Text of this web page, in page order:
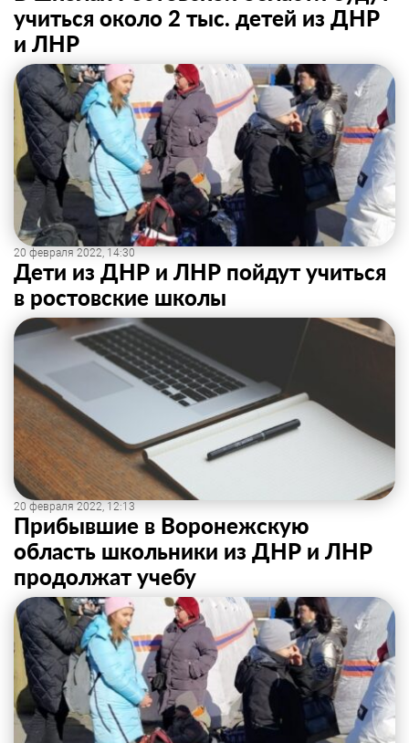
учиться около 2 тыс. детей из ДНР
и ЛНР
20 февраля 2022, 14:30
Дети из ДНР и ЛНР пойдут учиться
в ростовские школы
20 февраля 2022, 12:13
Прибывшие в Воронежскую
область школьники из ДНР и ЛНР
продолжат учебу